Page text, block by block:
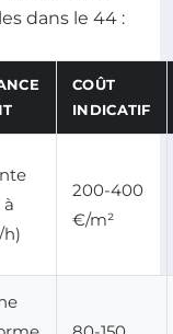
dans le 44 :
COÛT
INDICATIF
à
h)
200-400
€/m²